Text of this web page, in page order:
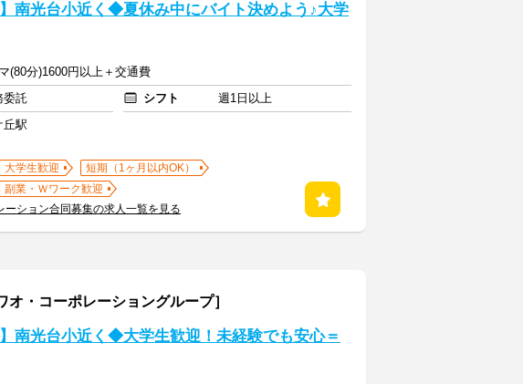
】南光台小近く◆夏休み中にバイト決めよう♪大学
(80分)1600円以上＋交通費
委託 シフト
週1日以上
丘駅
大学生歓迎
短期（1ヶ月以内OK）
副業・Ｗワーク歓迎
ーション合同募集の求人一覧を見る
・コーポレーショングループ］
】南光台小近く◆大学生歓迎！未経験でも安心＝